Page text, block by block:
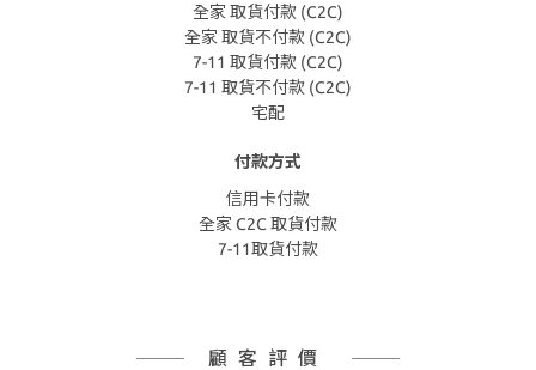
全家 取貨付款 (C2C)
全家 取貨不付款 (C2C)
7-11 取貨付款 (C2C)
7-11 取貨不付款 (C2C)
宅配
付款方式
信用卡付款
全家 C2C 取貨付款
7-11取貨付款
顧客評價